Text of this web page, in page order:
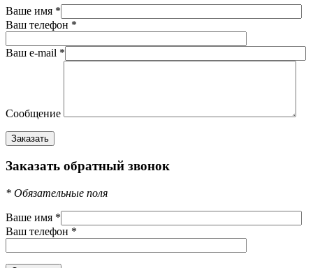
Ваше имя *
Ваш телефон *
Ваш e-mail *
Сообщение
Заказать обратный звонок
* Обязательные поля
Ваше имя *
Ваш телефон *